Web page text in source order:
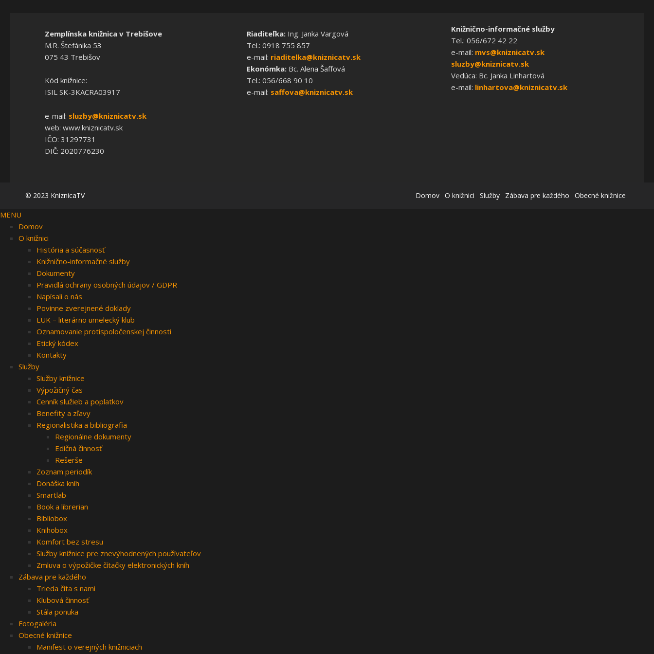
Zemplínska knižnica v Trebišove
M.R. Štefánika 53
075 43 Trebišov
Kód knižnice:
ISIL SK-3KACRA03917
e-mail: sluzby@kniznicatv.sk
web: www.kniznicatv.sk
IČO: 31297731
DIČ: 2020776230
Riaditeľka:Ing. Janka Vargová
Tel.: 0918 755 857
e-mail: riaditelka@kniznicatv.sk
Ekonómka:Bc. Alena Šaffová
Tel.: 056/668 90 10
e-mail: saffova@kniznicatv.sk
Knižnično-informačné služby
Tel.: 056/672 42 22
e-mail: mvs@kniznicatv.sk
sluzby@kniznicatv.sk
Vedúca: Bc. Janka Linhartová
e-mail: linhartova@kniznicatv.sk
© 2023 KniznicaTV Domov O knižnici Služby Zábava pre každého Obecné knižnice
MENU
Domov
O knižnici
História a súčasnosť
Knižnično-informačné služby
Dokumenty
Pravidlá ochrany osobných údajov / GDPR
Napísali o nás
Povinne zverejnené doklady
LUK – literárno umelecký klub
Oznamovanie protispoločenskej činnosti
Etický kódex
Kontakty
Služby
Služby knižnice
Výpožičný čas
Cenník služieb a poplatkov
Benefity a zľavy
Regionalistika a bibliografia
Regionálne dokumenty
Edičná činnosť
Rešerše
Zoznam periodík
Donáška kníh
Smartlab
Book a librerian
Bibliobox
Knihobox
Komfort bez stresu
Služby knižnice pre znevýhodnených používateľov
Zmluva o výpožičke čítačky elektronických kníh
Zábava pre každého
Trieda číta s nami
Klubová činnosť
Stála ponuka
Fotogaléria
Obecné knižnice
Manifest o verejných knižniciach